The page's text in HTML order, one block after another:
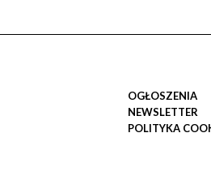
OGŁOSZENIA
NEWSLETTER
POLITYKA